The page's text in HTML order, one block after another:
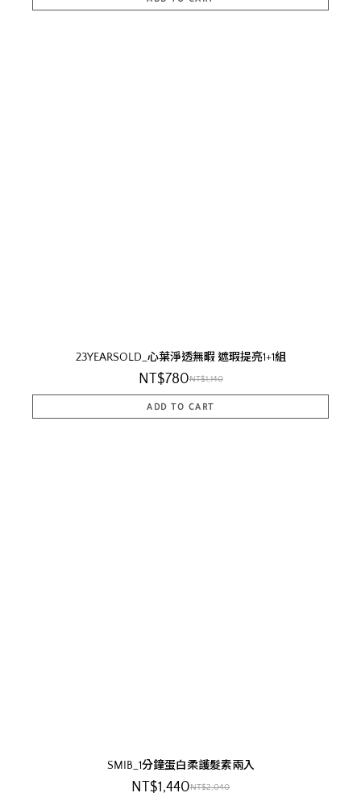
23YEARSOLD_心葉淨透無暇 遮瑕提亮1+1組
NT$780NT$1,140
SMIB_1分鐘蛋白柔護髮素兩入
NT$1,440NT$2,040